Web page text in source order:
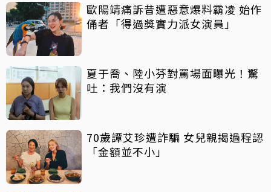
歐陽靖痛訴昔遭惡意爆料霸凌 始作
俑者「得過獎實力派女演員」
夏于喬、陸小芬對罵場面曝光！驚
吐：我們沒有演
70歲譚艾珍遭詐騙 女兒親揭過程認
「金額並不小」